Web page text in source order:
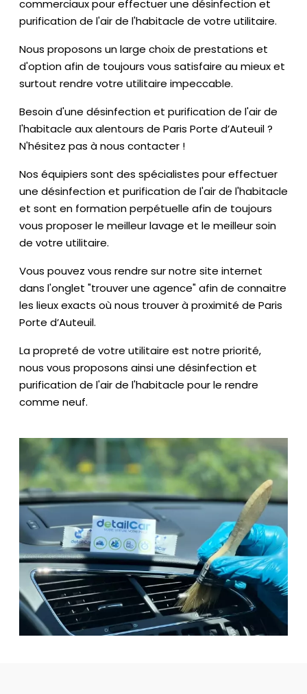
commerciaux pour effectuer une désinfection et
purification de l'air de l'habitacle de votre utilitaire.
Nous proposons un large choix de prestations et
d'option afin de toujours vous satisfaire au mieux et
surtout rendre votre utilitaire impeccable.
Besoin d'une désinfection et purification de l'air de
l'habitacle aux alentours de Paris Porte d’Auteuil ?
N'hésitez pas à nous contacter !
Nos équipiers sont des spécialistes pour effectuer
une désinfection et purification de l'air de l'habitacle
et sont en formation perpétuelle afin de toujours
vous proposer le meilleur lavage et le meilleur soin
de votre utilitaire.
Vous pouvez vous rendre sur notre site internet
dans l'onglet "trouver une agence" afin de connaitre
les lieux exacts où nous trouver à proximité de Paris
Porte d’Auteuil.
La propreté de votre utilitaire est notre priorité,
nous vous proposons ainsi une désinfection et
purification de l'air de l'habitacle pour le rendre
comme neuf.